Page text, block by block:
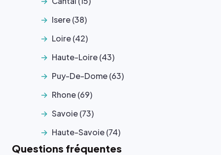
Isere (38)
Loire (42)
Haute-Loire (43)
Puy-De-Dome (63)
Rhone (69)
Savoie (73)
Haute-Savoie (74)
Questions fréquentes